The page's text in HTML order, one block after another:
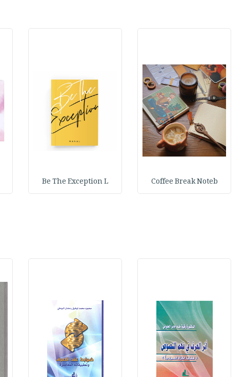
Coffee Break Noteb
Be The Exception L